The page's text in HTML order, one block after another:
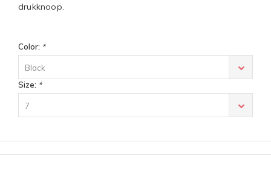
drukknoop.
Color: *
Black
Size: *
7